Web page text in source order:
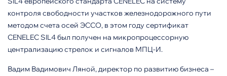
контроля свободности участков железнодорожного пути
методом счета осей ЭССО, в этом году сертификат
СENELEC SIL4 был получен на микропроцессорную
централизацию стрелок и сигналов МПЦ-И.
Вадим Вадимович Ляной, директор по развитию бизнеса –